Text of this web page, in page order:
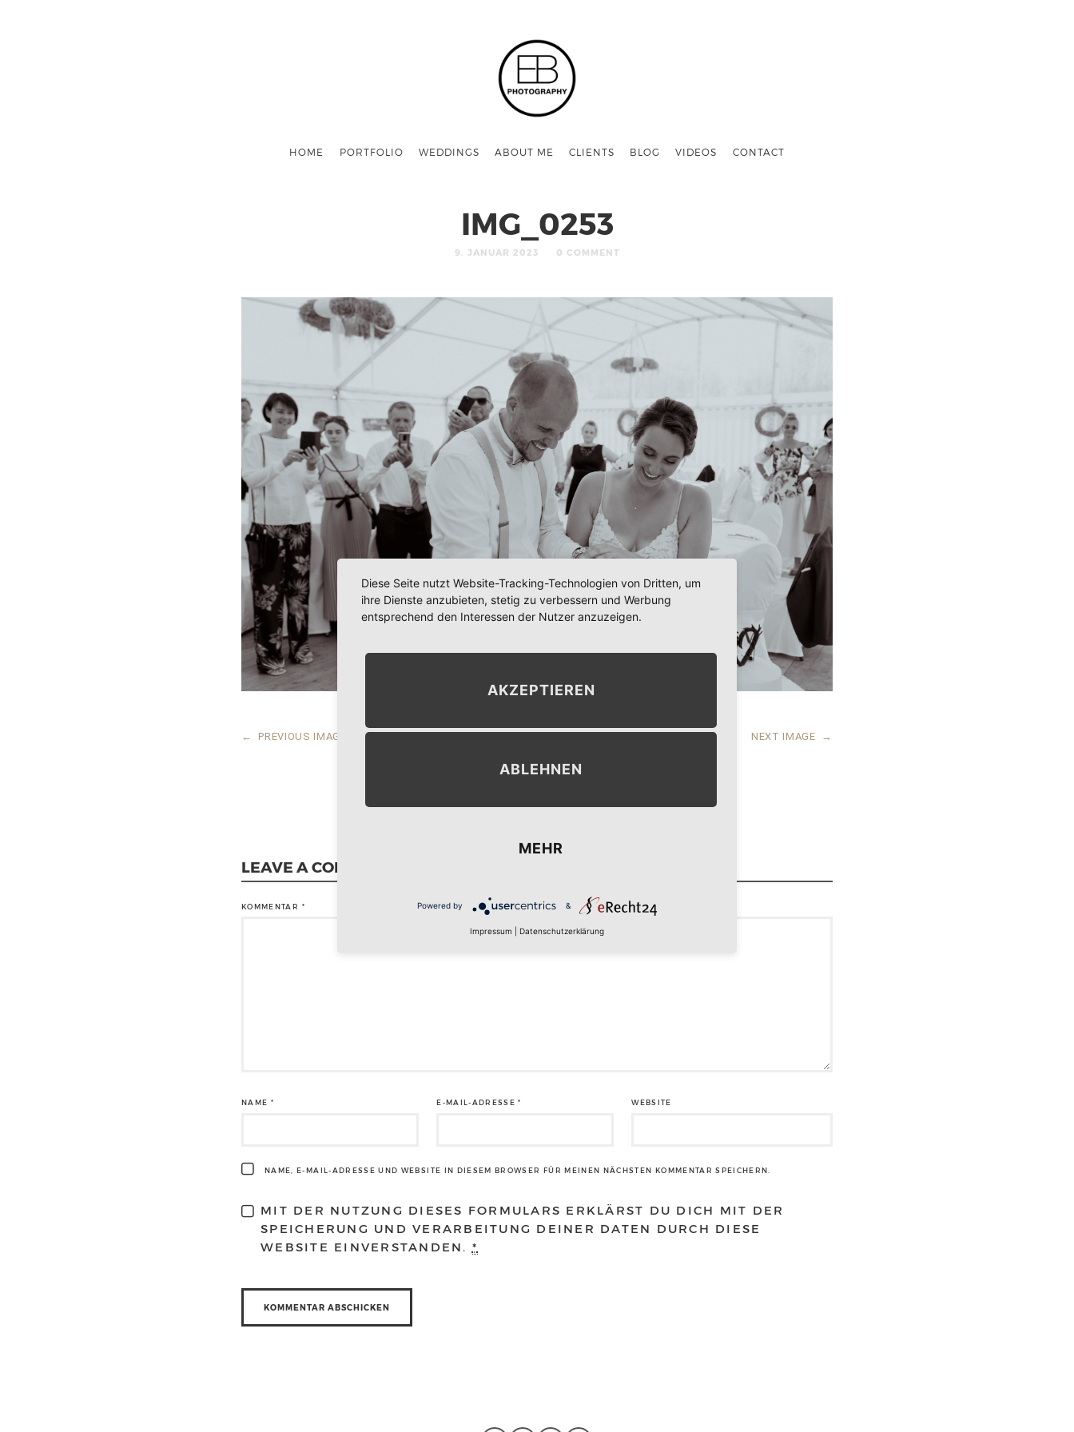
HOME PORTFOLIO WEDDINGS ABOUT ME CLIENTS BLOG VIDEOS CONTACT
IMG_0253
9. JANUAR 2023 0 COMMENT
← PREVIOUS IMAGE NEXT IMAGE →
LEAVE A COMMENT
KOMMENTAR *
NAME * E-MAIL-ADRESSE* WEBSITE
NAME, E-MAIL-ADRESSE UND WEBSITE IN DIESEM BROWSER FÜR MEINEN NÄCHSTEN KOMMENTAR SPEICHERN.
MIT DER NUTZUNG DIESES FORMULARS ERKLÄRST DU DICH MIT DER
SPEICHERUNG UND VERARBEITUNG DEINER DATEN DURCH DIESE
WEBSITE EINVERSTANDEN. *
Diese Seite nutzt Website-Tracking-Technologien von Dritten, um
ihre Dienste anzubieten, stetig zu verbessern und Werbung
entsprechend den Interessen der Nutzer anzuzeigen.
AKZEPTIEREN
ABLEHNEN
MEHR
Powered by &
Impressum Datenschutzerklärung